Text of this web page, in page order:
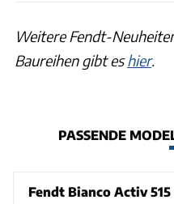
Weitere Fendt-
Baureihen gibt eshier.
PASSENDE
Fendt Bianco Activ 515